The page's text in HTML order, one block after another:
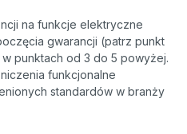
na funkcje elektryczne
gwarancji (patrz punkt
punktach od 3 do 5 powyżej.
funkcjonalne
standardów w branży